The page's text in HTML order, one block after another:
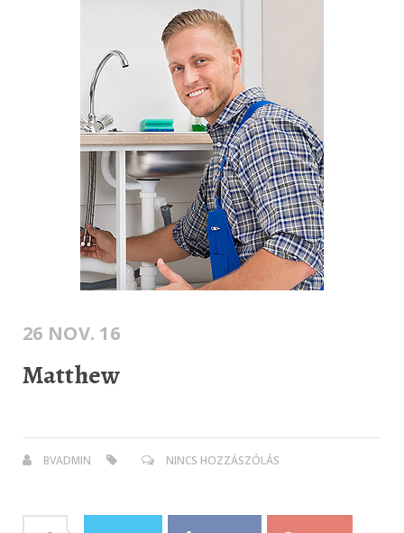
26 NOV. 16
Matthew
BVADMIN NINCS HOZZÁSZÓLÁS